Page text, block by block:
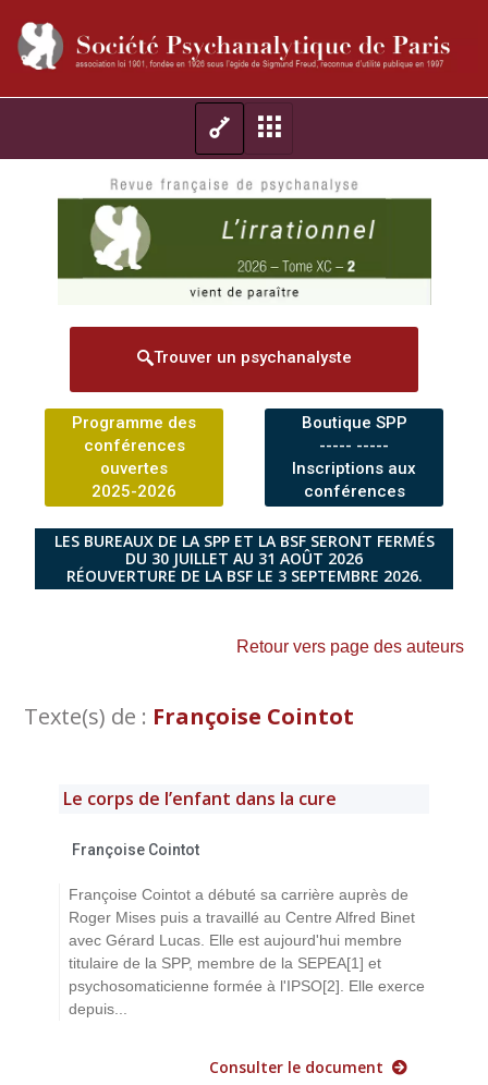
Trouver un psychanalyste
Programme des
conférences
ouvertes
2025-2026
Boutique SPP
----- -----
Inscriptions aux
conférences
LES BUREAUX DE LA SPP ET LA BSF SERONT FERMÉS
DU 30 JUILLET AU 31 AOÛT 2026
RÉOUVERTURE DE LA BSF LE 3 SEPTEMBRE 2026.
Retour vers page des auteurs
Texte(s) de : Françoise Cointot
Le corps de l’enfant dans la cure
Françoise Cointot
Françoise Cointot a débuté sa carrière auprès de
Roger Mises puis a travaillé au Centre Alfred Binet
avec Gérard Lucas. Elle est aujourd'hui membre
titulaire de la SPP, membre de la SEPEA[1] et
psychosomaticienne formée à l'IPSO[2]. Elle exerce
depuis...
Consulter le document